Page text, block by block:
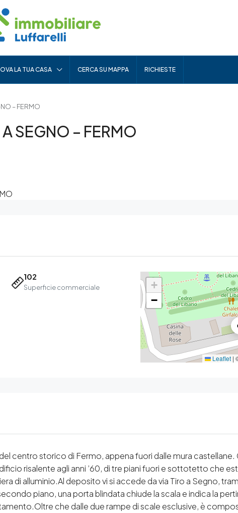
LA TUA CASA CERCA SU MAPPA RICHIESTE
– FERMO
SEGNO – FERMO
102
Superficie commerciale
+
−
Leaflet |
centro storico di Fermo, appena fuori dalle mura
risalente agli anni ’60, di tre piani fuori e sottotetto che
di alluminio.Al deposito vi si accede da via Tiro a Segno,
piano, una porta blindata chiude la scala e indica la
che dalle due rampe di scale esclusive, è